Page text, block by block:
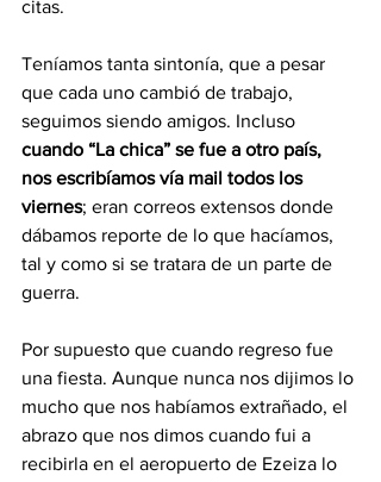
citas.
Teníamos tanta sintonía, que a pesar
que cada uno cambió de trabajo,
seguimos siendo amigos. Incluso
cuando “La chica” se fue a otro país,
nos escribíamos vía mail todos los
viernes; eran correos extensos donde
dábamos reporte de lo que hacíamos,
tal y como si se tratara de un parte de
guerra.
Por supuesto que cuando regreso fue
una fiesta. Aunque nunca nos dijimos lo
mucho que nos habíamos extrañado, el
abrazo que nos dimos cuando fui a
recibirla en el aeropuerto de Ezeiza lo